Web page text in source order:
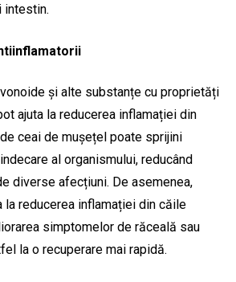
intestin.
și alte substanțe cu proprietăți
ajuta la reducerea inflamației din
ceai de mușețel poate sprijini
al organismului, reducând
diverse afecțiuni. De asemenea,
la reducerea inflamației din căile
simptomelor de răceală sau
la o recuperare mai rapidă.